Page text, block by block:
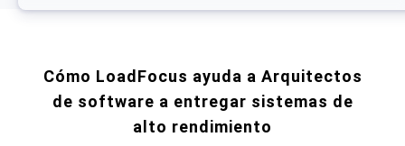
Cómo LoadFocus ayuda a Arquitectos
de software a entregar sistemas de
alto rendimiento